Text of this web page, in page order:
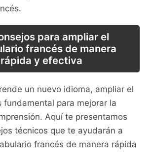
para ampliar el
francés ⁤de manera
rápida y efectiva
un nuevo ‍idioma, ampliar el
fundamental para⁤ mejorar​ la​
Aquí te presentamos
técnicos que te ayudarán a
francés de manera rápida